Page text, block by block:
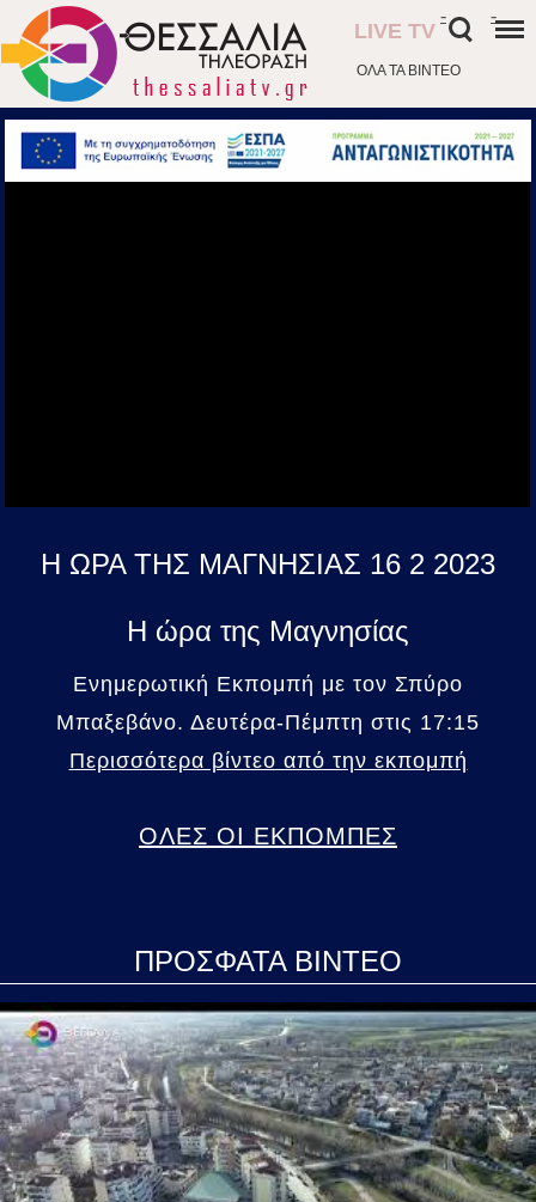
ΟΛΑ ΤΑ ΒΙΝΤΕΟ
LIVE TV
- -
Η ΩΡΑ ΤΗΣ ΜΑΓΝΗΣΙΑΣ 16 2 2023
Η ώρα της Μαγνησίας
Ενημερωτική Εκπομπή με τον Σπύρο
Μπαξεβάνο. Δευτέρα-Πέμπτη στις 17:15
Περισσότερα βίντεο από την εκπομπή
ΟΛΕΣ ΟΙ ΕΚΠΟΜΠΕΣ
ΠΡΟΣΦΑΤΑ ΒΙΝΤΕΟ